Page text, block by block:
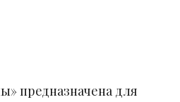
предназначена для